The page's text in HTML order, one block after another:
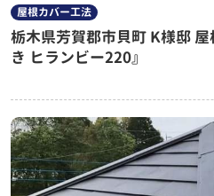
屋根カバー工法
栃木県芳賀郡市貝町 K様邸
き ヒランビー220』